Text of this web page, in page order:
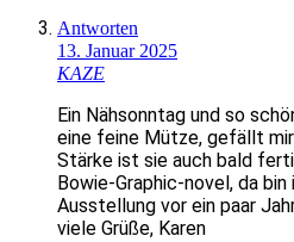
Antworten
13. Januar 2025
KAZE
Ein Nähsonntag und so
eine feine Mütze, gefällt
Stärke ist sie auch bald
Bowie-Graphic-novel, da
Ausstellung vor ein paar
viele Grüße, Karen